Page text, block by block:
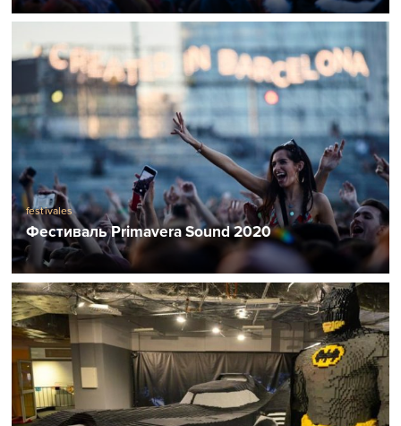
festivales
Фестиваль Primavera Sound 2020